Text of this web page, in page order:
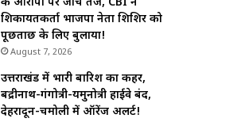
शिकायतकर्ता भाजपा नेता शिशिर को
पूछताछ के लिए बुलाया!
August 7, 2026
उत्तराखंड में भारी बारिश का कहर,
बद्रीनाथ-गंगोत्री-यमुनोत्री हाईवे बंद,
देहरादून-चमोली में ऑरेंज अलर्ट!